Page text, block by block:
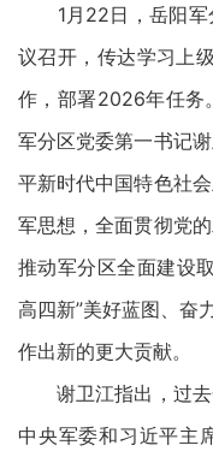
1月22日，岳阳军
议召开，传达学习上
作，部署2026年任务
军分区党委第一书记
平新时代中国特色社
军思想，全面贯彻党
推动军分区全面建设
高四新”美好蓝图、奋
作出新的更大贡献。
谢卫江指出，过去
中央军委和习近平主